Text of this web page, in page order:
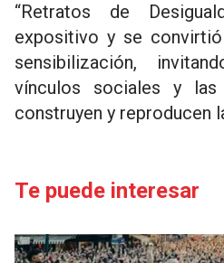
“Retratos de
expositivo y se
sensibilización,
vínculos sociales y
construyen y reproducen
Te puede interesar